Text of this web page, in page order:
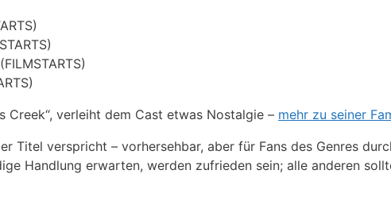
Creek“, verleiht dem Cast etwas Nostalgie – mehr zu seiner
Titel verspricht – vorhersehbar, aber für Fans des Genres
Handlung erwarten, werden zufrieden sein; alle anderen